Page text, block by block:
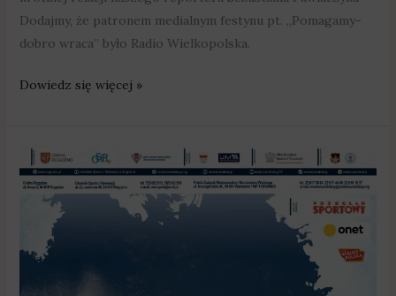
Dodajmy, że patronem medialnym festynu pt. „Pomagamy-
dobro wraca” było Radio Wielkopolska.
Dowiedz się więcej »
Wodni
gladiatorzy
Europy